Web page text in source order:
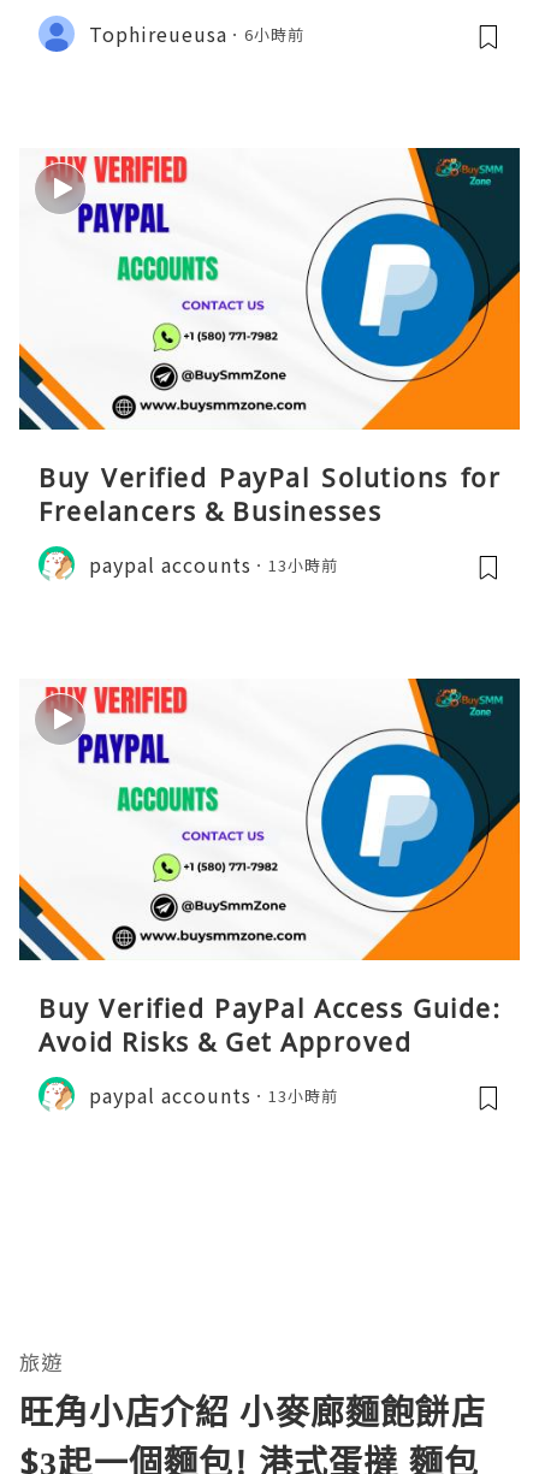
Tophireueusa 6小時前
Buy Verified PayPal Solutions for
Freelancers & Businesses
paypal accounts 13小時前
Buy Verified PayPal Access Guide:
Avoid Risks & Get Approved
paypal accounts 13小時前
旅遊
旺角小店介紹 小麥廊麵飽餅店
$3起一個麵包! 港式蛋撻 麵包